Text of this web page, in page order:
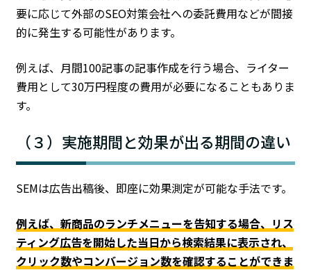
要に応じて外部のSEO対策会社への委託費用などが間接
的に発生する可能性があります。
例えば、月間100記事の記事作成を行う場合、ライター
費用として30万円程度の費用が必要になることもありま
す。
（３）実施期間と効果が出る期間の違い
SEMは広告出稿後、即座に効果測定が可能な手法です。
例えば、新商品のランチメニューを告知する場合、リス
ティング広告を開始した当日から検索結果に表示され、
クリック数やコンバージョン数を確認することができま